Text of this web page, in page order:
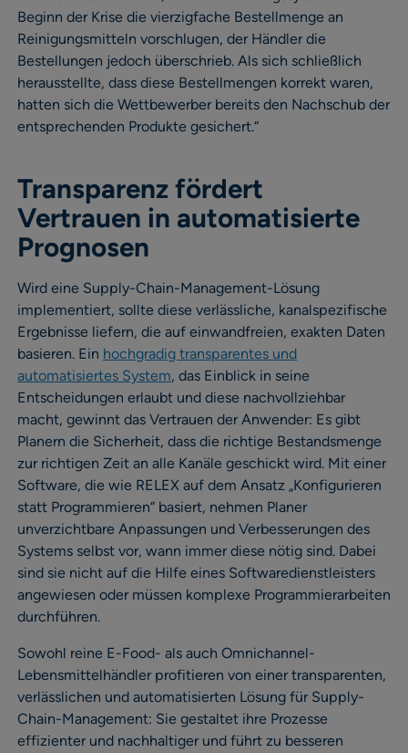
Beginn der Krise die vierzigfache Bestellmenge an
Reinigungsmitteln vorschlugen, der Händler die
Bestellungen jedoch überschrieb. Als sich schließlich
herausstellte, dass diese Bestellmengen korrekt waren,
hatten sich die Wettbewerber bereits den Nachschub der
entsprechenden Produkte gesichert.“
Transparenz fördert
Vertrauen in automatisierte
Prognosen
Wird eine Supply-Chain-Management-Lösung
implementiert, sollte diese verlässliche, kanalspezifische
Ergebnisse liefern, die auf einwandfreien, exakten Daten
basieren. Ein hochgradig transparentes und
automatisiertes System, das Einblick in seine
Entscheidungen erlaubt und diese nachvollziehbar
macht, gewinnt das Vertrauen der Anwender: Es gibt
Planern die Sicherheit, dass die richtige Bestandsmenge
zur richtigen Zeit an alle Kanäle geschickt wird. Mit einer
Software, die wie RELEX auf dem Ansatz „Konfigurieren
statt Programmieren“ basiert, nehmen Planer
unverzichtbare Anpassungen und Verbesserungen des
Systems selbst vor, wann immer diese nötig sind. Dabei
sind sie nicht auf die Hilfe eines Softwaredienstleisters
angewiesen oder müssen komplexe Programmierarbeiten
durchführen.
Sowohl reine E-Food- als auch Omnichannel-
Lebensmittelhändler profitieren von einer transparenten,
verlässlichen und automatisierten Lösung für Supply-
Chain-Management: Sie gestaltet ihre Prozesse
effizienter und nachhaltiger und führt zu besseren